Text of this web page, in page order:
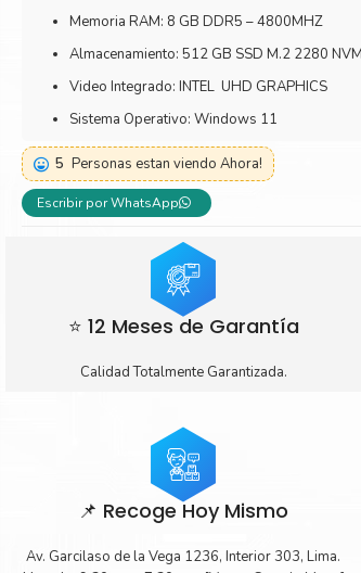
Memoria RAM: 8 GB DDR5 – 4800MHZ
Almacenamiento: 512 GB SSD M.2 2280
Video Integrado: INTEL UHD GRAPHICS
Sistema Operativo: Windows 11
5 Personas estan viendo Ahora!
Escribir por WhatsApp
⭐ 12 Meses de Garantía
Calidad Totalmente Garantizada.
📌 Recoge Hoy Mismo
Av. Garcilaso de la Vega 1236, Interior 303, Lima.